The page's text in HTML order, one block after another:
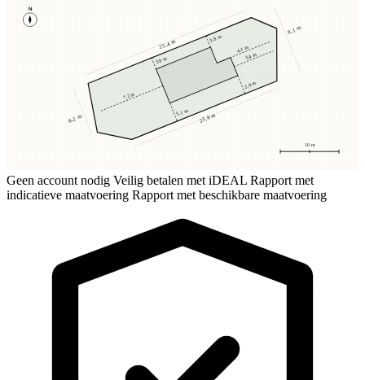
N
10 m
3,8 m
3,8 m
5,1 m
2,9 m
7,2 m
3,4 m
4,1 m
25,4 m
23,8 m
8,2 m
9,1 m
Geen account nodig Veilig betalen met iDEAL Rapport met
indicatieve maatvoering Rapport met beschikbare maatvoering